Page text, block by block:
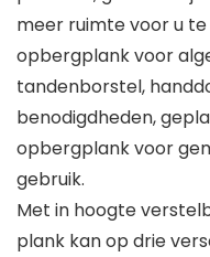
meer ruimte voor u
opbergplank voor
tandenborstel,
benodigdheden,
opbergplank voor
gebruik.
Met in hoogte
plank kan op drie